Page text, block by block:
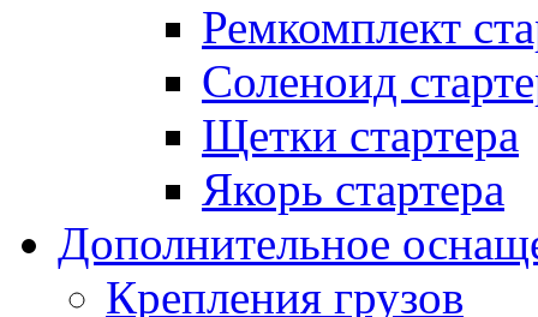
Ремкомплект
Соленоид
Щетки стартера
Якорь стартера
Дополнительное
Крепления грузов